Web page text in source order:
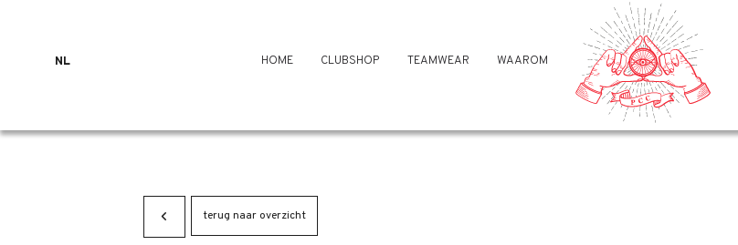
NL HOME CLUBSHOP TEAMWEAR WAAROM
terug naar overzicht